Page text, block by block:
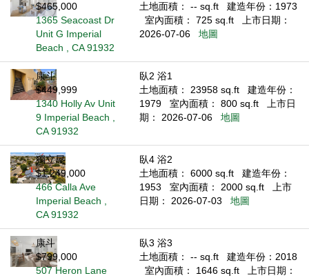
$465,000
1365 Seacoast Dr
Unit G Imperial
Beach , CA 91932
土地面積： -- sq.ft
建造年份：1973
室內面積： 725 sq.ft
上市日期：
2026-07-06
地圖
康斗
$449,999
1340 Holly Av Unit
9 Imperial Beach ,
CA 91932
臥2 浴1
土地面積： 23958 sq.ft
建造年份：
1979
室內面積： 800 sq.ft
上市日
期： 2026-07-06
地圖
獨立屋
$1,249,000
466 Calla Ave
Imperial Beach ,
CA 91932
臥4 浴2
土地面積： 6000 sq.ft
建造年份：
1953
室內面積： 2000 sq.ft
上市
日期： 2026-07-03
地圖
康斗
$799,000
507 Heron Lane
臥3 浴3
土地面積： -- sq.ft
建造年份：2018
室內面積： 1646 sq.ft
上市日期：